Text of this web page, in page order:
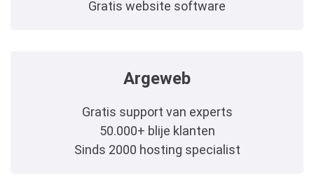
Gratis website software
Argeweb
Gratis support van experts
50.000+ blije klanten
Sinds 2000 hosting specialist